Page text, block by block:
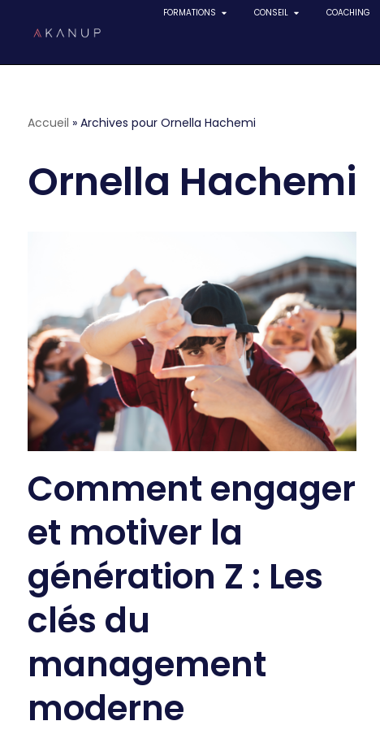
FORMATIONS CONSEIL COACHING
Accueil » Archives pour Ornella Hachemi
Ornella Hachemi
Comment engager
et motiver la
génération Z : Les
clés du
management
moderne